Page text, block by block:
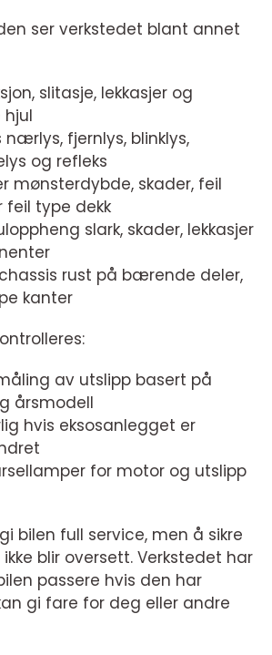
ser verkstedet blant annet
slitasje, lekkasjer og
hjul
nærlys, fjernlys, blinklys,
og refleks
mønsterdybde, skader, feil
feil type dekk
slark, skader, lekkasjer
rust på bærende deler,
kanter
av utslipp basert på
årsmodell
hvis eksosanlegget er
for motor og utslipp
bilen full service, men å sikre
blir oversett. Verkstedet har
passere hvis den har
gi fare for deg eller andre